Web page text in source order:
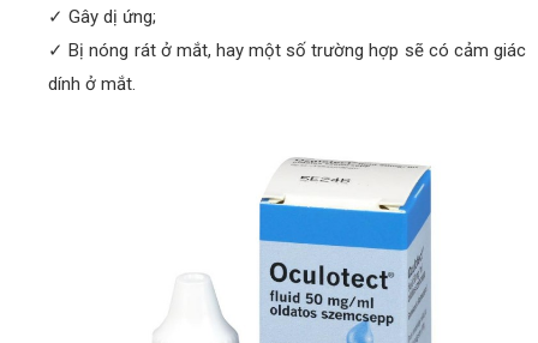
✓ Gây dị ứng;
✓ Bị nóng rát ở mắt, hay một số trường hợp sẽ có cảm giác
dính ở mắt.